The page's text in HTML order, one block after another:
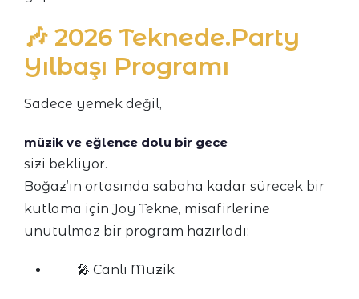
🎶 2026 Teknede.Party
Yılbaşı Programı
Sadece yemek değil,
müzik ve eğlence dolu bir gece
sizi bekliyor.
Boğaz’ın ortasında sabaha kadar sürecek bir
kutlama için Joy Tekne, misafirlerine
unutulmaz bir program hazırladı:
🎤 Canlı Müzik